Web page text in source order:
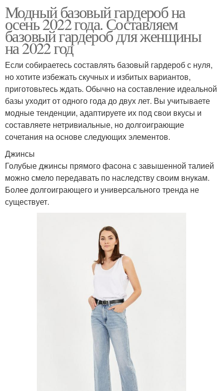
Модный базовый гардероб на
осень 2022 года. Составляем
базовый гардероб для женщины
на 2022 год
Если собираетесь составлять базовый гардероб с нуля,
но хотите избежать скучных и избитых вариантов,
приготовьтесь ждать. Обычно на составление идеальной
базы уходит от одного года до двух лет. Вы учитываете
модные тенденции, адаптируете их под свои вкусы и
составляете нетривиальные, но долгоиграющие
сочетания на основе следующих элементов.
Джинсы
Голубые джинсы прямого фасона с завышенной талией
можно смело передавать по наследству своим внукам.
Более долгоиграющего и универсального тренда не
существует.